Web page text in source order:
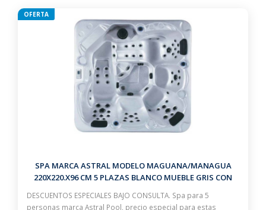
OFERTA
SPA MARCA ASTRAL MODELO MAGUANA/MANAGUA
220X220.X96 CM 5 PLAZAS BLANCO MUEBLE GRIS CON
DESCUENTOS ESPECIALES BAJO CONSULTA. Spa para 5
personas marca Astral Pool, precio especial para estas